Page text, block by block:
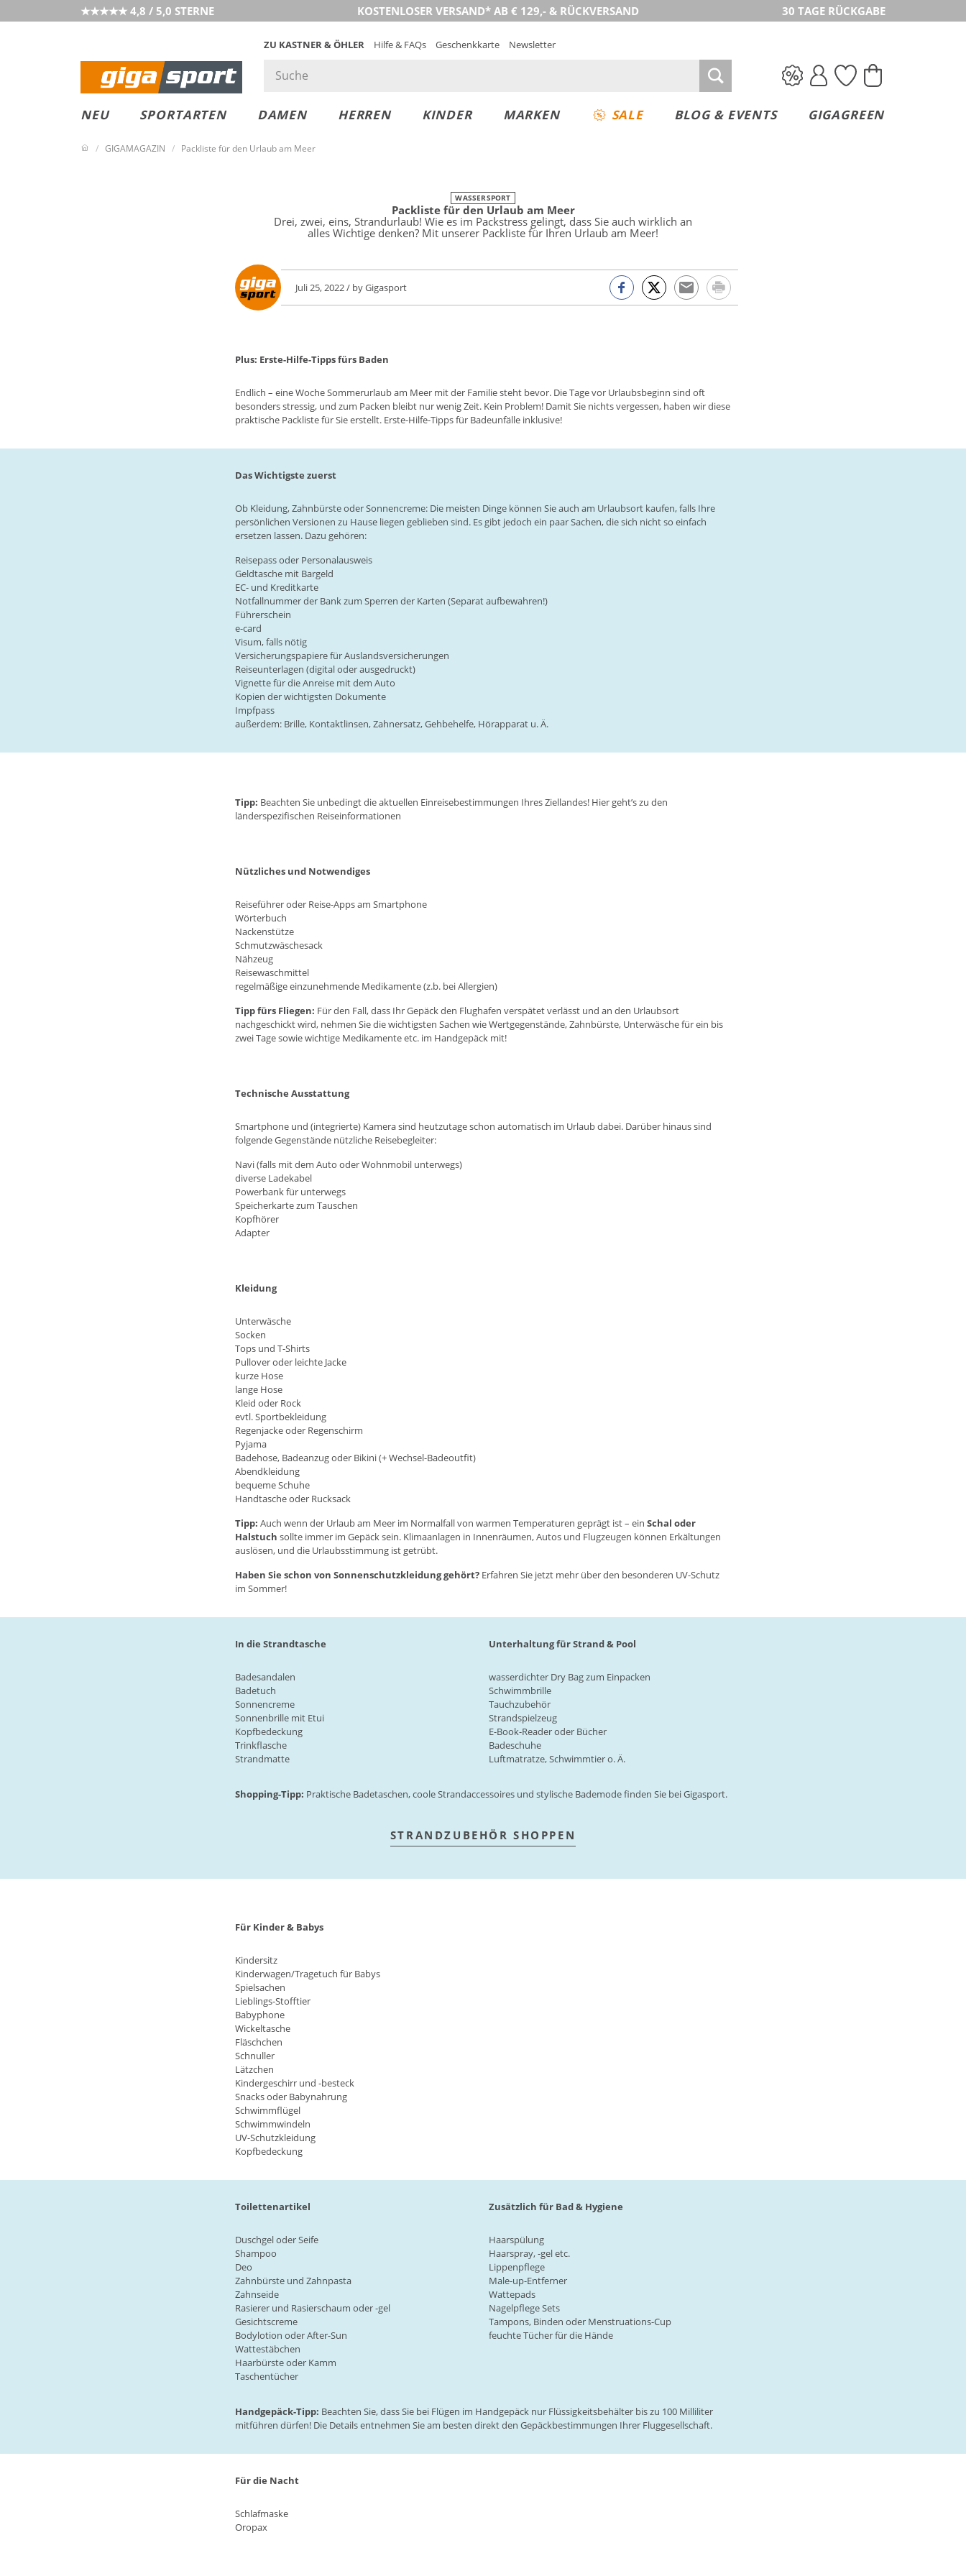
★★★★★ 4,8 / 5,0 STERNE KOSTENLOSER VERSAND* AB € 129,- & RÜCKVERSAND 30 TAGE RÜCKGABE
ZU KASTNER & ÖHLER Hilfe & FAQs Geschenkkarte Newsletter
NEU SPORTARTEN DAMEN HERREN KINDER MARKEN SALE BLOG & EVENTS GIGAGREEN
GIGAMAGAZIN Packliste für den Urlaub am Meer
WASSERSPORT
Packliste für den Urlaub am Meer
Drei, zwei, eins, Strandurlaub! Wie es im Packstress gelingt, dass Sie auch wirklich an
alles Wichtige denken? Mit unserer Packliste für Ihren Urlaub am Meer!
Juli 25, 2022 / by Gigasport
Plus: Erste-Hilfe-Tipps fürs Baden
Endlich – eine Woche Sommerurlaub am Meer mit der Familie steht bevor. Die Tage vor Urlaubsbeginn sind oft
besonders stressig, und zum Packen bleibt nur wenig Zeit. Kein Problem! Damit Sie nichts vergessen, haben wir diese
praktische Packliste für Sie erstellt. Erste-Hilfe-Tipps für Badeunfälle inklusive!
Das Wichtigste zuerst
Ob Kleidung, Zahnbürste oder Sonnencreme: Die meisten Dinge können Sie auch am Urlaubsort kaufen, falls Ihre
persönlichen Versionen zu Hause liegen geblieben sind. Es gibt jedoch ein paar Sachen, die sich nicht so einfach
ersetzen lassen. Dazu gehören:
Reisepass oder Personalausweis
Geldtasche mit Bargeld
EC- und Kreditkarte
Notfallnummer der Bank zum Sperren der Karten (Separat aufbewahren!)
Führerschein
e-card
Visum, falls nötig
Versicherungspapiere für Auslandsversicherungen
Reiseunterlagen (digital oder ausgedruckt)
Vignette für die Anreise mit dem Auto
Kopien der wichtigsten Dokumente
Impfpass
außerdem: Brille, Kontaktlinsen, Zahnersatz, Gehbehelfe, Hörapparat u. Ä.
Tipp: Beachten Sie unbedingt die aktuellen Einreisebestimmungen Ihres Ziellandes! Hier geht’s zu den
länderspezifischen Reiseinformationen
Nützliches und Notwendiges
Reiseführer oder Reise-Apps am Smartphone
Wörterbuch
Nackenstütze
Schmutzwäschesack
Nähzeug
Reisewaschmittel
regelmäßige einzunehmende Medikamente (z.b. bei Allergien)
Tipp fürs Fliegen: Für den Fall, dass Ihr Gepäck den Flughafen verspätet verlässt und an den Urlaubsort
nachgeschickt wird, nehmen Sie die wichtigsten Sachen wie Wertgegenstände, Zahnbürste, Unterwäsche für ein bis
zwei Tage sowie wichtige Medikamente etc. im Handgepäck mit!
Technische Ausstattung
Smartphone und (integrierte) Kamera sind heutzutage schon automatisch im Urlaub dabei. Darüber hinaus sind
folgende Gegenstände nützliche Reisebegleiter:
Navi (falls mit dem Auto oder Wohnmobil unterwegs)
diverse Ladekabel
Powerbank für unterwegs
Speicherkarte zum Tauschen
Kopfhörer
Adapter
Kleidung
Unterwäsche
Socken
Tops und T-Shirts
Pulloveroder leichte Jacke
kurze Hose
lange Hose
Kleid oder Rock
evtl.Sportbekleidung
Regenjackeoder Regenschirm
Pyjama
Badehose, Badeanzugoder Bikini(+ Wechsel-Badeoutfit)
Abendkleidung
bequeme Schuhe
Handtasche oder Rucksack
Tipp: Auch wenn der Urlaub am Meer im Normalfall von warmen Temperaturen geprägt ist – ein Schal oder
Halstuch sollte immer im Gepäck sein. Klimaanlagen in Innenräumen, Autos und Flugzeugen können Erkältungen
auslösen, und die Urlaubsstimmung ist getrübt.
Haben Sie schon von Sonnenschutzkleidung gehört? Erfahren Sie jetzt mehr über den besonderen UV-Schutz
im Sommer!
In die Strandtasche
Badesandalen
Badetuch
Sonnencreme
Sonnenbrille mit Etui
Kopfbedeckung
Trinkflasche
Strandmatte
Unterhaltung für Strand & Pool
wasserdichter Dry Bagzum Einpacken
Schwimmbrille
Tauchzubehör
Strandspielzeug
E-Book-Reader oder Bücher
Badeschuhe
Luftmatratze, Schwimmtiero. Ä.
Shopping-Tipp: Praktische Badetaschen, cooleStrandaccessoires und stylische Bademodefinden Sie bei Gigasport.
STRANDZUBEHÖR SHOPPEN
Für Kinder & Babys
Kindersitz
Kinderwagen/Tragetuch für Babys
Spielsachen
Lieblings-Stofftier
Babyphone
Wickeltasche
Fläschchen
Schnuller
Lätzchen
Kindergeschirr und -besteck
Snacks oder Babynahrung
Schwimmflügel
Schwimmwindeln
UV-Schutzkleidung
Kopfbedeckung
Toilettenartikel
Duschgel oder Seife
Shampoo
Deo
Zahnbürste und Zahnpasta
Zahnseide
Rasierer und Rasierschaum oder -gel
Gesichtscreme
Bodylotion oder After-Sun
Wattestäbchen
Haarbürste oder Kamm
Taschentücher
Zusätzlich für Bad & Hygiene
Haarspülung
Haarspray, -gel etc.
Lippenpflege
Male-up-Entferner
Wattepads
Nagelpflege Sets
Tampons, Binden oder Menstruations-Cup
feuchte Tücher für die Hände
Handgepäck-Tipp: Beachten Sie, dass Sie bei Flügen im Handgepäck nur Flüssigkeitsbehälter bis zu 100 Milliliter
mitführen dürfen! Die Details entnehmen Sie am besten direkt den Gepäckbestimmungen Ihrer Fluggesellschaft.
Für die Nacht
Schlafmaske
Oropax